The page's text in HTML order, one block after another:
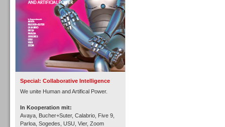
Special: Collaborative Intelligence
We unite Human and Artifical Power.
In Kooperation mit:
Avaya, Bucher+Suter, Calabrio, Five 9,
Parloa, Sogedes, USU, Vier, Zoom
Inbound